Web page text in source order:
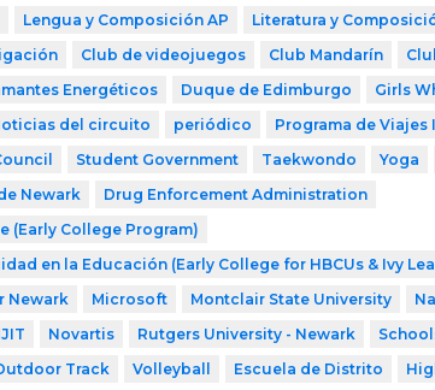
Lengua y Composición AP Literatura y
Club de videojuegos Club Mandarín
Energéticos Duque de Edimburgo Girls
del circuito periódico Programa de
Student Government Taekwondo Yoga
Newark
Drug Enforcement Administration
(Early College Program)
en la Educación (Early College for HBCUs & Ivy
Newark Microsoft Montclair State University
Novartis Rutgers University - Newark
Track Volleyball Escuela de Distrito